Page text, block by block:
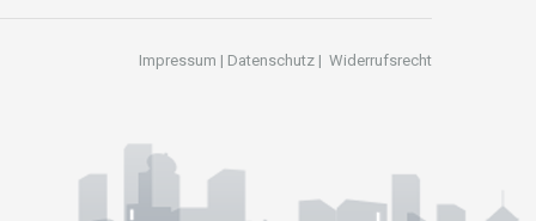
Impressum | Datenschutz | Widerrufsrecht